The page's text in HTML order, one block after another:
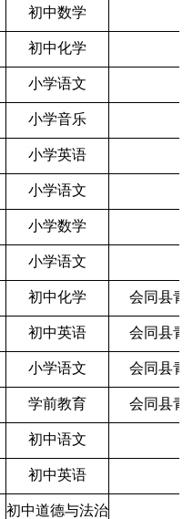
初中数学
初中化学
小学语文
小学音乐
小学英语
小学语文
小学数学
小学语文
初中化学 会同县青
初中英语 会同县青
小学语文 会同县青
学前教育 会同县青
初中语文
初中英语
初中道德与法治